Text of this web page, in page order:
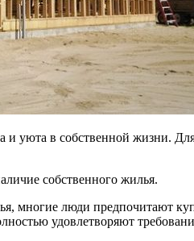
и уюта в собственной жизни.
собственного жилья.
многие люди предпочитают
удовлетворяют